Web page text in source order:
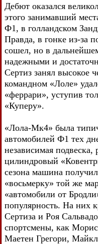
Дебют оказался
этого занимавший
Ф1, в голландском
Правда, в гонке из-за
сошел, но в
надежными и
Сертиз занял высокое
командном «Лоле»
«феррари», уступив
«Куперу».
«Лола-Мк4» была
автомобилей Ф1 тех
независимая
цилиндровый
сезона машина
«восьмерку» той же
«автомобили от
популярность. На них
Сертиза и Роя
спортсмены, как
Маетен Грегори,